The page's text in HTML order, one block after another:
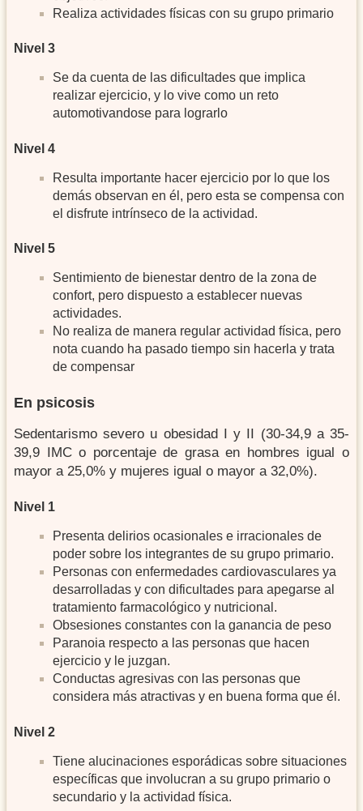
Realiza actividades físicas con su grupo primario
Nivel 3
Se da cuenta de las dificultades que implica
realizar ejercicio, y lo vive como un reto
automotivandose para lograrlo
Nivel 4
Resulta importante hacer ejercicio por lo que los
demás observan en él, pero esta se compensa con
el disfrute intrínseco de la actividad.
Nivel 5
Sentimiento de bienestar dentro de la zona de
confort, pero dispuesto a establecer nuevas
actividades.
No realiza de manera regular actividad física, pero
nota cuando ha pasado tiempo sin hacerla y trata
de compensar
En psicosis
Sedentarismo severo u obesidad I y II (30-34,9 a 35-
39,9 IMC o porcentaje de grasa en hombres igual o
mayor a 25,0% y mujeres igual o mayor a 32,0%).
Nivel 1
Presenta delirios ocasionales e irracionales de
poder sobre los integrantes de su grupo primario.
Personas con enfermedades cardiovasculares ya
desarrolladas y con dificultades para apegarse al
tratamiento farmacológico y nutricional.
Obsesiones constantes con la ganancia de peso
Paranoia respecto a las personas que hacen
ejercicio y le juzgan.
Conductas agresivas con las personas que
considera más atractivas y en buena forma que él.
Nivel 2
Tiene alucinaciones esporádicas sobre situaciones
específicas que involucran a su grupo primario o
secundario y la actividad física.